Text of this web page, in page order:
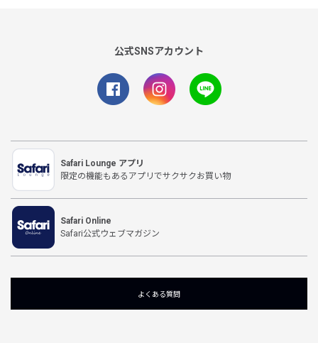
公式SNSアカウント
Safari Lounge アプリ
限定の機能もあるアプリでサクサクお買い物
Safari Online
Safari公式ウェブマガジン
よくある質問